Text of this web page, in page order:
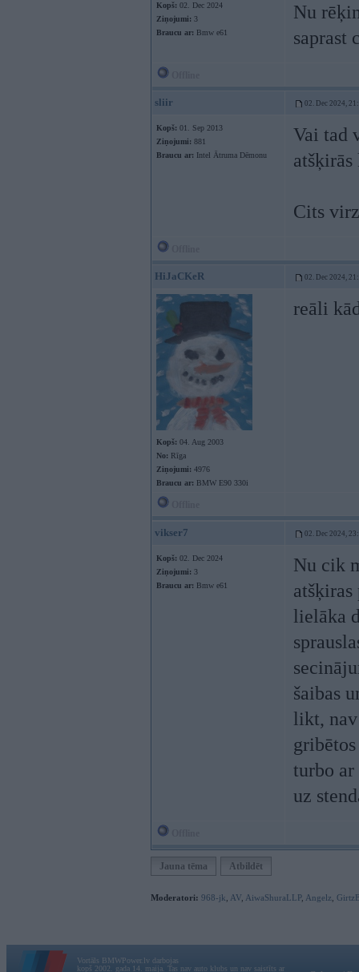
Kopš: 02. Dec 2024
Ziņojumi: 3
Braucu ar: Bmw e61
Nu
saprast
sliir 02. Dec 2024,
Kopš: 01. Sep 2013
Ziņojumi: 881
Braucu ar: Intel Ātruma Dēmonu
Vai tad
Cits
HiJaCKeR 02. Dec 2024,
Kopš: 04. Aug 2003
No: Rīga
Ziņojumi: 4976
Braucu ar: BMW E90 330i
reāli
vikser7 02. Dec 2024,
Kopš: 02. Dec 2024
Ziņojumi: 3
Braucu ar: Bmw e61
Nu cik
lielāka
šaibas
likt, nav
turbo ar
uz
Jauna tēma Atbildēt
Moderatori: 968-jk AV AiwaShuraLLP, Angelz
Vortāls BMWPower.lv darbojas
kopš 2002. gada 14. maija. Tas nav auto klubs un nav saistīts ar